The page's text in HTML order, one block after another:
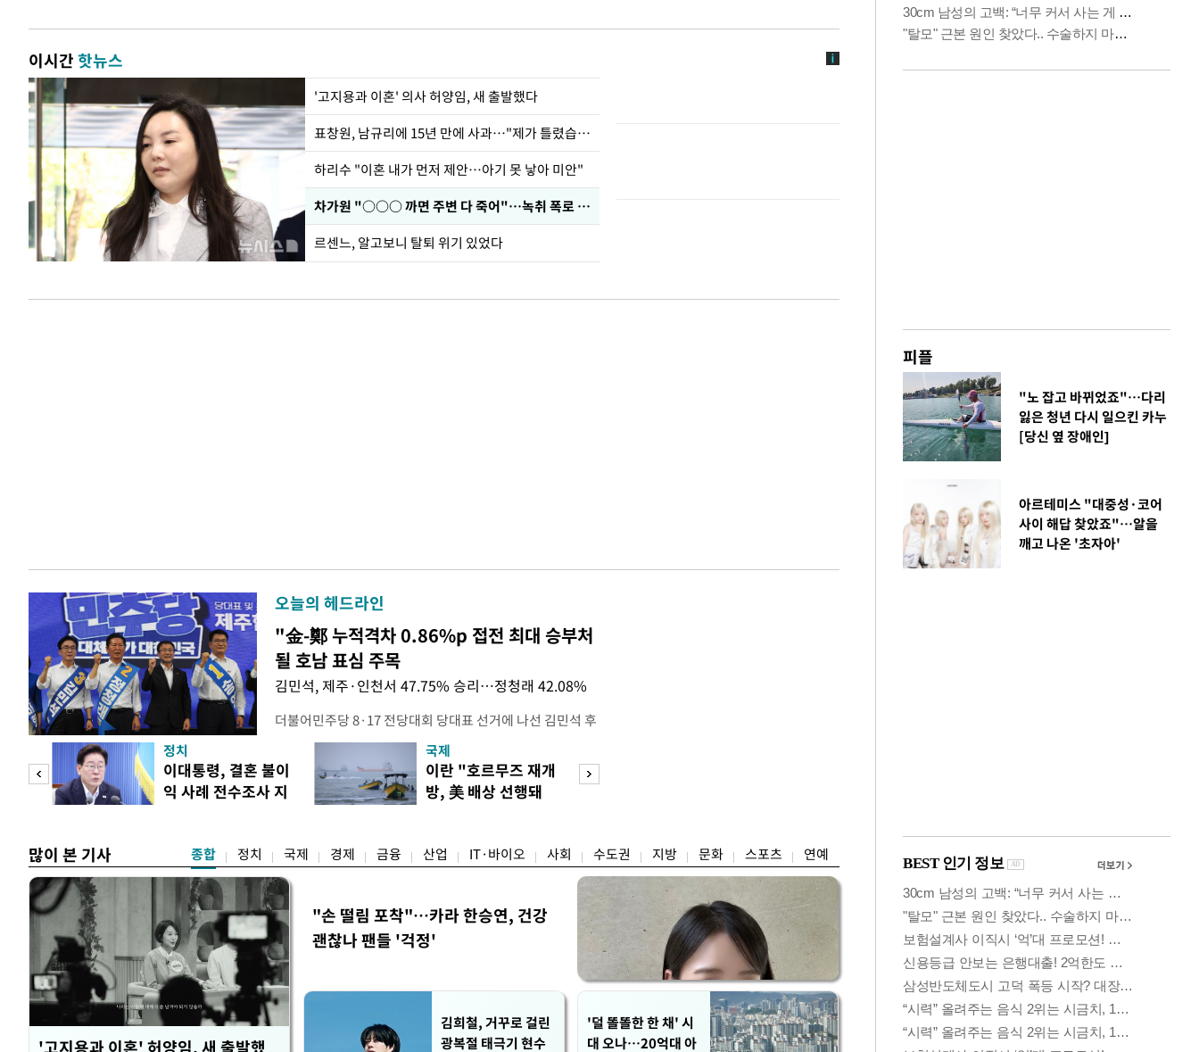
이시간핫뉴스
'고지용과 이혼' 의사 허양임, 새 출발했다
표창원, 남규리에 15년 만에 사과…"제가 틀렸습니다"
하리수 "이혼 내가 먼저 제안…아기 못 낳아 미안"
차가원 "○○○ 까면 주변 다 죽어"…녹취 폭로 파장
르센느, 알고보니 탈퇴 위기 있었다
오늘의 헤드라인
"金-鄭 누적격차 0.86%p 접전 최대 승부처
될 호남 표심 주목
김민석, 제주·인천서 47.75% 승리…정청래 42.08%
더불어민주당 8·17 전당대회 당대표 선거에 나선 김민석 후
보가 8일 제주·인천 지역 순회경선에서 '누적 1위'를 탈환했
다. 앞서 정청래 후보 우세 지역으로 점쳐졌던 충청권과 부산
·울산·경남 경선에서 1승 1패를 주고 받은 김 후보는 이날
제주·인천 경선에서 이기며 '2승 1패'로 앞서가게 됐다. 다
정치
이대통령, 결혼 불이
익 사례 전수조사 지
국제
이란 "호르무즈 재개
방, 美 배상 선행돼
많이 본 기사 종합 정치 국제 경제 금융 산업 IT·바이오 사회 수도권 지방 문화 스포츠 연예
'고지용과 이혼' 허양임, 새 출발했
"손 떨림 포착"…카라 한승연, 건강
괜찮나 팬들 '걱정'
김희철, 거꾸로 걸린
광복절 태극기 현수
'덜 똘똘한 한 채' 시
대 오나…20억대 아
피플
"노 잡고 바뀌었죠"…다리
잃은 청년 다시 일으킨 카누
[당신 옆 장애인]
아르테미스 "대중성·코어
사이 해답 찾았죠"…알을
깨고 나온 '초자아'